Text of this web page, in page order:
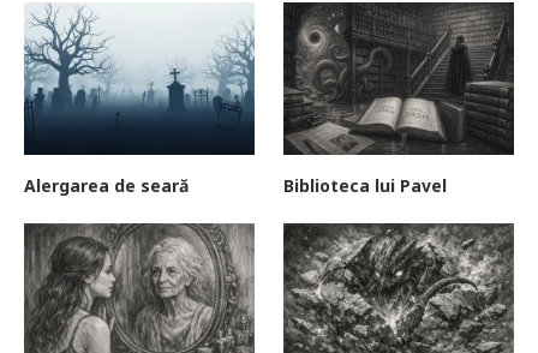
Alergarea de seară Biblioteca lui Pavel